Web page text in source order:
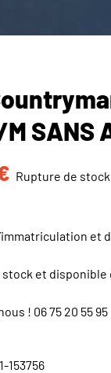
SANS
Rupture de stock
et
stock et disponible
! 06 75 20 55 95
153756